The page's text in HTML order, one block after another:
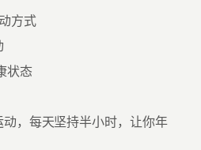
方式
状态
，每天坚持半小时，让你年